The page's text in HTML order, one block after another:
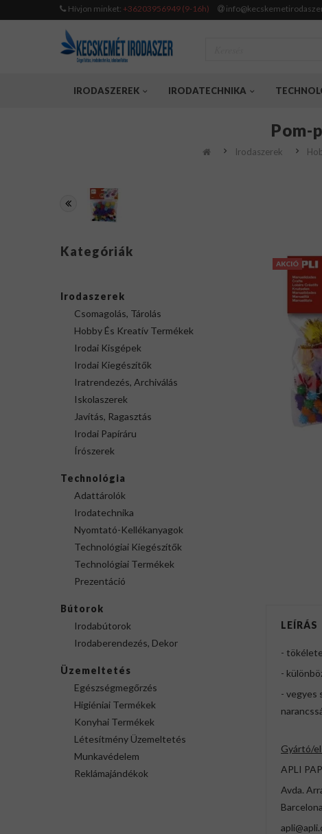
Hívjon minket: +36203956949 (9-16h)
IRODASZEREK IRODATECHNIKA
Pom-
Irodaszerek
Kategóriák
Irodaszerek
Csomagolás, Tárolás
Hobby És Kreatív Termékek
Irodai Kisgépek
Irodai Kiegészítők
Iratrendezés, Archiválás
Iskolaszerek
Javítás, Ragasztás
Irodai Papíráru
Írószerek
Technológia
Adattárolók
Irodatechnika
Nyomtató-Kellékanyagok
Technológiai Kiegészítők
Technológiai Termékek
Prezentáció
Bútorok
Irodabútorok
Irodaberendezés, Dekor
Üzemeltetés
Egészségmegőrzés
Higiéniai Termékek
Konyhai Termékek
Létesítmény Üzemeltetés
Munkavédelem
Reklámajándékok
AKCIÓ
LEÍRÁS
-
-
- vegyes
Gyártó/
APLI
Avda.